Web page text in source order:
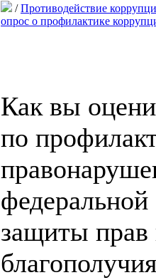
/Противодействие
опрос о профилактике
Как вы
по
защиты прав